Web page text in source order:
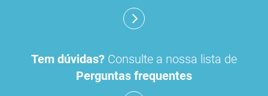
Tem dúvidas? Consulte a nossa lista de
Perguntas frequentes